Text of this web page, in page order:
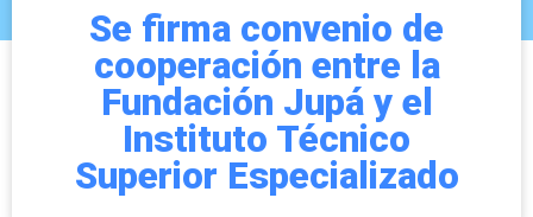
Se firma convenio de
cooperación entre la
Fundación Jupá y el
Instituto Técnico
Superior Especializado